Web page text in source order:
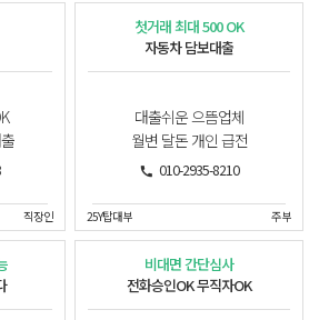
직장인
첫거래 최대 500 OK
자동차 담보대출
대출쉬운 으뜸업체
월변 달돈 개인 급전
010-2935-8210
25Y탑대부 주부
비대면 간단심사
전화승인OK 무직자OK